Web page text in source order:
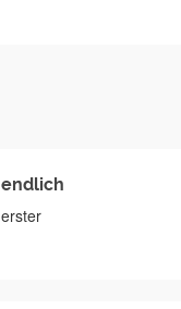
endlich
erster